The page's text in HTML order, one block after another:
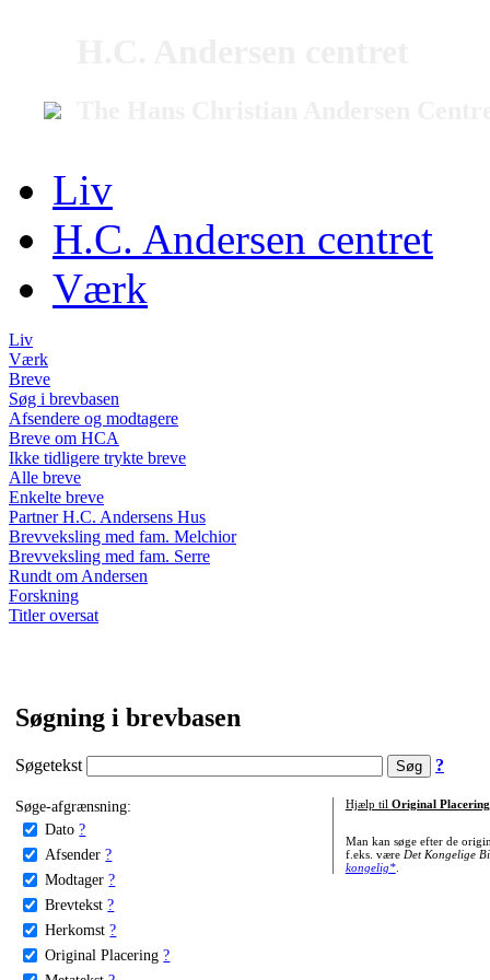
Liv
H.C. Andersen centret
Værk
Liv
Værk
Breve
Søg i brevbasen
Afsendere og modtagere
Breve om HCA
Ikke tidligere trykte breve
Alle breve
Enkelte breve
Partner H.C. Andersens Hus
Brevveksling med fam. Melchior
Brevveksling med fam. Serre
Rundt om Andersen
Forskning
Titler oversat
Søgning i brevbasen
Søgetekst ?
Søge-afgrænsning:
Dato ?
Afsender ?
Modtager ?
Brevtekst ?
Herkomst ?
Original Placering ?
Hjælp til Original Placering
Man kan søge efter de
f.eks. være Det Kongelige
kongelig*.